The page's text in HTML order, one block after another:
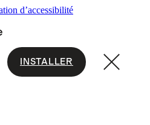
d’accessibilité
INSTALLER